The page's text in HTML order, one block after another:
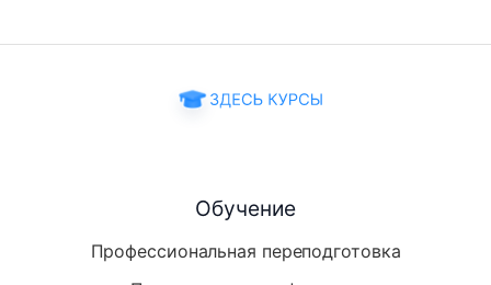
Обучение
Профессиональная переподготовка